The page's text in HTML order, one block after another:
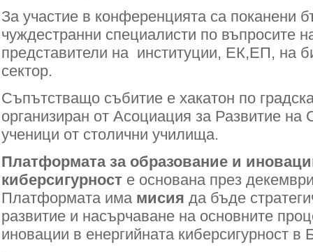
За участие в конференцията са поканени
чуждестранни специалисти по въпросите
представители на институции, ЕК,ЕП, на
сектор.
Съпътстващо събитие е хакатон по
организиран от Асоциация за Развитие
ученици от столични училища.
Платформата за образование и
киберсигурност е основана през
Платформата има мисия да бъде
развитие и насърчаване на основните
иновации в енергийната киберсигурност в